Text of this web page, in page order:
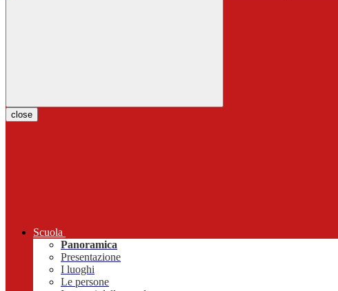
close
Scuola
Panoramica
Presentazione
I luoghi
Le persone